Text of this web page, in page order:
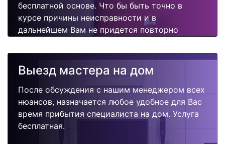
бесплатной основе. Что бы быть точно в
курсе причины неисправности и в
дальнейшем Вам не придется повторно
поломок.
Выезд мастера на дом
После обсуждения с нашим менеджером всех
нюансов, назначается любое удобное для Вас
время прибытия специалиста на дом. Услуга
бесплатная.